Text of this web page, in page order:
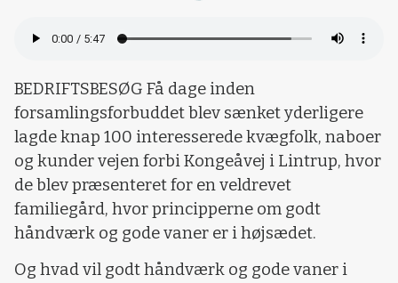
BEDRIFTSBESØG Få dage inden
forsamlingsforbuddet blev sænket yderligere
lagde knap 100 interesserede kvægfolk, naboer
og kunder vejen forbi Kongeåvej i Lintrup, hvor
de blev præsenteret for en veldrevet
familiegård, hvor principperne om godt
håndværk og gode vaner er i højsædet.
Og hvad vil godt håndværk og gode vaner i